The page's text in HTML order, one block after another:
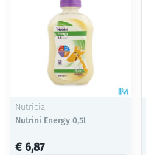
Nutricia
Nutrini Energy 0,5l
€ 6,87